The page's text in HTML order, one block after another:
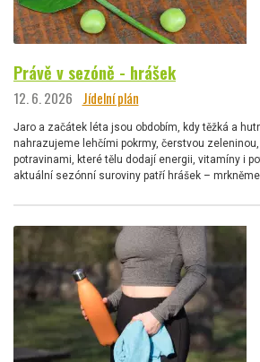
Právě v sezóně - hrášek
12. 6. 2026 Jídelní plán
Jaro a začátek léta jsou obdobím, kdy těžká a
nahrazujeme lehčími pokrmy, čerstvou
potravinami, které tělu dodají energii, vitamíny i
aktuální sezónní suroviny patří hrášek –